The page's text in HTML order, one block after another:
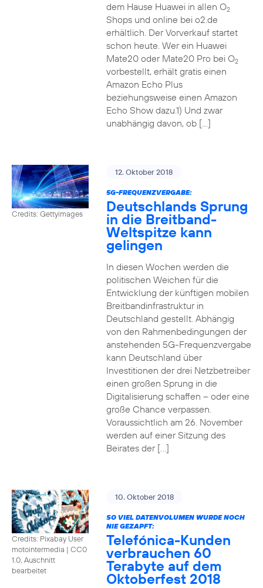
dem Hause Huawei in allen O2
Shops und online bei o2.de
erhältlich. Der Vorverkauf startet
schon heute. Wer ein Huawei
Mate20 oder Mate20 Pro bei O2
vorbestellt, erhält gratis einen
Amazon Echo Plus
beziehungsweise einen Amazon
Echo Show dazu.1) Und zwar
unabhängig davon, ob […]
Credits: Gettyimages
12. Oktober 2018
5G-FREQUENZVERGABE:
Deutschlands Sprung
in die Breitband-
Weltspitze kann
gelingen
In diesen Wochen werden die
politischen Weichen für die
Entwicklung der künftigen mobilen
Breitbandinfrastruktur in
Deutschland gestellt. Abhängig
von den Rahmenbedingungen der
anstehenden 5G-Frequenzvergabe
kann Deutschland über
Investitionen der drei Netzbetreiber
einen großen Sprung in die
Digitalisierung schaffen – oder eine
große Chance verpassen.
Voraussichtlich am 26. November
werden auf einer Sitzung des
Beirates der […]
Credits: Pixabay User
motointermedia | CC0
1.0, Auschnitt
bearbeitet
10. Oktober 2018
SO VIEL DATENVOLUMEN WURDE NOCH
NIE GEZAPFT:
Telefónica-Kunden
verbrauchen 60
Terabyte auf dem
Oktoberfest 2018